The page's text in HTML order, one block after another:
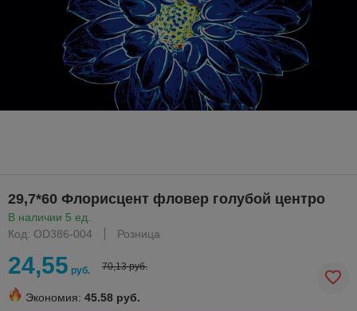
29,7*60 Флорисцент фловер голубой центро
В наличии 5 ед.
Код: OD386-004
Розница
24,55 руб. 70,13 руб.
Экономия: 45.58 руб.